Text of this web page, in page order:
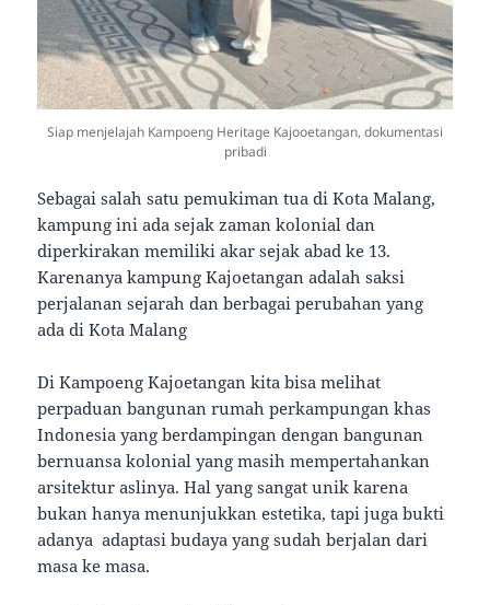
Siap menjelajah Kampoeng Heritage Kajooetangan, dokumentasi
pribadi
Sebagai salah satu pemukiman tua di Kota Malang,
kampung ini ada sejak zaman kolonial dan
diperkirakan memiliki akar sejak abad ke 13.
Karenanya kampung Kajoetangan adalah saksi
perjalanan sejarah dan berbagai perubahan yang
ada di Kota Malang
Di Kampoeng Kajoetangan kita bisa melihat
perpaduan bangunan rumah perkampungan khas
Indonesia yang berdampingan dengan bangunan
bernuansa kolonial yang masih mempertahankan
arsitektur aslinya. Hal yang sangat unik karena
bukan hanya menunjukkan estetika, tapi juga bukti
adanya adaptasi budaya yang sudah berjalan dari
masa ke masa.